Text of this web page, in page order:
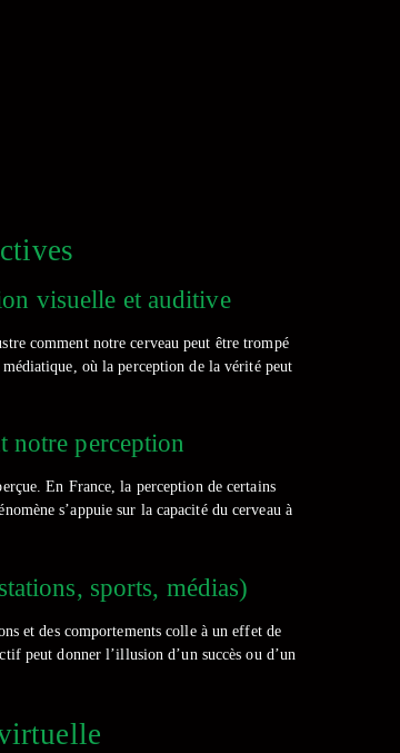
visuelle et auditive
comment notre cerveau peut être trompé
où la perception de la vérité peut
notre perception
En France, la perception de certains
s’appuie sur la capacité du cerveau à
sports, médias)
et des comportements colle à un effet de
peut donner l’illusion d’un succès ou d’un